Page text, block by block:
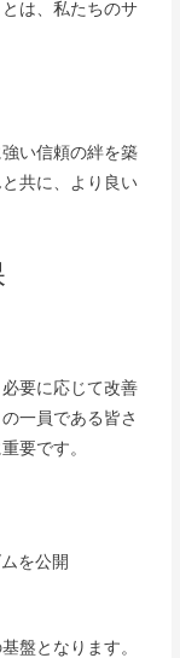
は、私たちのサ
い信頼の絆を築
共に、より良い
要に応じて改善
一員である皆さ
要です。
を公開
盤となります。